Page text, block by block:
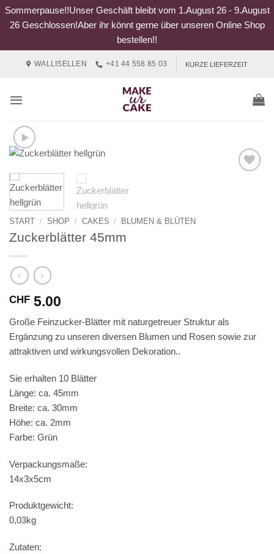
Sommerpause!!Unser Geschäft bleibt vom 1.August 26 - 9.August
26 Geschlossen!Aber ihr könnt gerne über unseren Online Shop
bestellen!!
WALLISELLEN +41 44 558 85 03 KURZE LIEFERZEIT
START / SHOP / CAKES / BLUMEN & BLÜTEN
Zuckerblätter 45mm
CHF 5.00
Große Feinzucker-Blätter mit naturgetreuer Struktur als
Ergänzung zu unseren diversen Blumen und Rosen sowie zur
attraktiven und wirkungsvollen Dekoration..
Sie erhalten 10 Blätter
Länge: ca. 45mm
Breite: ca. 30mm
Höhe: ca. 2mm
Farbe: Grün
Verpackungsmaße:
14x3x5cm
Produktgewicht:
0,03kg
Zutaten: